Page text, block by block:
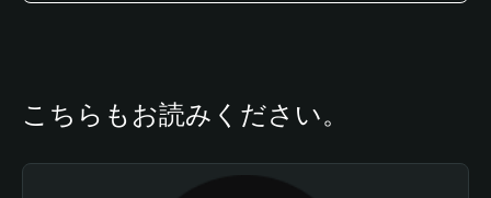
こちらもお読みください。